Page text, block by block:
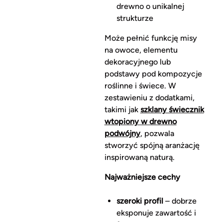
drewno o unikalnej
strukturze
Może pełnić funkcję misy
na owoce, elementu
dekoracyjnego lub
podstawy pod kompozycje
roślinne i świece. W
zestawieniu z dodatkami,
takimi jak szklany świecznik
wtopiony w drewno
podwójny, pozwala
stworzyć spójną aranżację
inspirowaną naturą.
Najważniejsze cechy
szeroki profil – dobrze
eksponuje zawartość i